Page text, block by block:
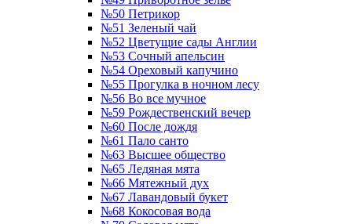
№50 Петрикор
№51 Зеленый чай
№52 Цветущие сады Англии
№53 Сочный апельсин
№54 Ореховый капучино
№55 Прогулка в ночном лесу
№56 Во все мучное
№59 Рождественский вечер
№60 После дождя
№61 Пало санто
№63 Высшее общество
№65 Ледяная мята
№66 Мятежный дух
№67 Лавандовый букет
№68 Кокосовая вода